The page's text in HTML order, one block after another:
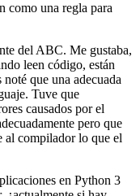
como una regla para
del ABC. Me gustaba,
leen código, están
que una adecuada
Tuve que
causados por el
pero que
al compilador lo que el
en Python 3